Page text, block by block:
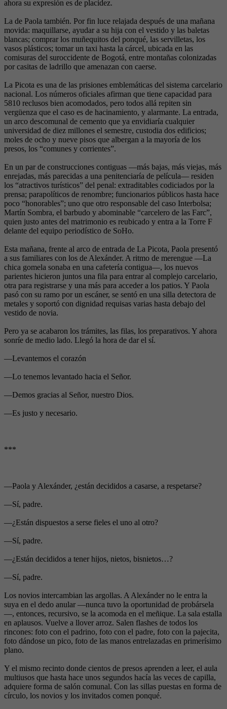
ahora su expresión es de placidez.
La de Paola también. Por fin luce relajada después de una mañana
movida: maquillarse, ayudar a su hija con el vestido y las baletas
blancas; comprar los muñequitos del ponqué, las servilletas, los
vasos plásticos; tomar un taxi hasta la cárcel, ubicada en las
comisuras del suroccidente de Bogotá, entre montañas colonizadas
por casitas de ladrillo que amenazan con caerse.
La Picota es una de las prisiones emblemáticas del sistema carcelario
nacional. Los números oficiales afirman que tiene capacidad para
5810 reclusos bien acomodados, pero todos allá repiten sin
vergüenza que el caso es de hacinamiento, y alarmante. La entrada,
un arco descomunal de cemento que ya envidiaría cualquier
universidad de diez millones el semestre, custodia dos edificios;
moles de ocho y nueve pisos que albergan a la mayoría de los
presos, los “comunes y corrientes”.
En un par de construcciones contiguas —más bajas, más viejas, más
enrejadas, más parecidas a una penitenciaría de película— residen
los “atractivos turísticos” del penal: extraditables codiciados por la
prensa; parapolíticos de renombre; funcionarios públicos hasta hace
poco “honorables”; uno que otro responsable del caso Interbolsa;
Martín Sombra, el barbudo y abominable “carcelero de las Farc”,
quien justo antes del matrimonio es reubicado y entra a la Torre F
delante del equipo periodístico de SoHo.
Esta mañana, frente al arco de entrada de La Picota, Paola presentó
a sus familiares con los de Alexánder. A ritmo de merengue —La
chica gomela sonaba en una cafetería contigua—, los nuevos
parientes hicieron juntos una fila para entrar al complejo carcelario,
otra para registrarse y una más para acceder a los patios. Y Paola
pasó con su ramo por un escáner, se sentó en una silla detectora de
metales y soportó con dignidad requisas varias hasta debajo del
vestido de novia.
Pero ya se acabaron los trámites, las filas, los preparativos. Y ahora
sonríe de medio lado. Llegó la hora de dar el sí.
—Levantemos el corazón
—Lo tenemos levantado hacia el Señor.
—Demos gracias al Señor, nuestro Dios.
—Es justo y necesario.
***
—Paola y Alexánder, ¿están decididos a casarse, a respetarse?
—Sí, padre.
—¿Están dispuestos a serse fieles el uno al otro?
—Sí, padre.
—¿Están decididos a tener hijos, nietos, bisnietos…?
—Sí, padre.
Los novios intercambian las argollas. A Alexánder no le entra la
suya en el dedo anular —nunca tuvo la oportunidad de probársela
—, entonces, recursivo, se la acomoda en el meñique. La sala estalla
en aplausos. Vuelve a llover arroz. Salen flashes de todos los
rincones: foto con el padrino, foto con el padre, foto con la pajecita,
foto dándose un pico, foto de las manos entrelazadas en primerísimo
plano.
Y el mismo recinto donde cientos de presos aprenden a leer, el aula
multiusos que hasta hace unos segundos hacía las veces de capilla,
adquiere forma de salón comunal. Con las sillas puestas en forma de
círculo, los novios y los invitados comen ponqué.